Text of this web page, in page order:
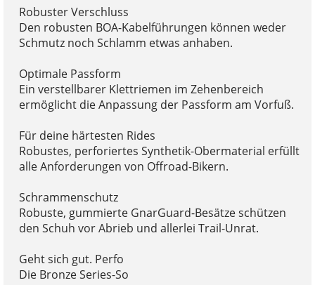
Robuster Verschluss
Den robusten BOA-Kabelführungen können weder
Schmutz noch Schlamm etwas anhaben.
Optimale Passform
Ein verstellbarer Klettriemen im Zehenbereich
ermöglicht die Anpassung der Passform am Vorfuß.
Für deine härtesten Rides
Robustes, perforiertes Synthetik-Obermaterial erfüllt
alle Anforderungen von Offroad-Bikern.
Schrammenschutz
Robuste, gummierte GnarGuard-Besätze schützen
den Schuh vor Abrieb und allerlei Trail-Unrat.
Geht sich gut. Perfo
Die Bronze Series-So